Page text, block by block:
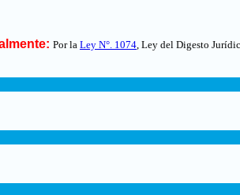
Por la Ley N°. 1074, Ley del Digesto